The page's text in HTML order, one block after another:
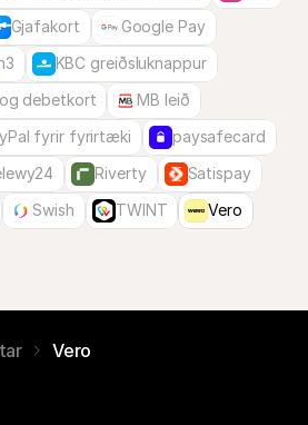
Gjafakort
Google Pay
KBC greiðsluknappur
debetkort
MB leið
fyrir fyrirtæki
paysafecard
Riverty
Satispay
Swish TWINT
Vero
Vero